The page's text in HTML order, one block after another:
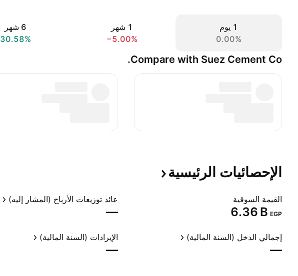
‎‎1‎ يوم
0.00%
‎1‎ شهر
−5.00%
‎6‎ شهر
30.58%
Compare with Suez Cement Co.
الإحصائيات الرئيسية
القيمة السوقية
‪6.36 B‬ EGP
عائد توزيعات الأرباح (المشار إليه)
—
إجمالي الدخل (السنة المالية)
—
الإيرادات (السنة المالية)
—